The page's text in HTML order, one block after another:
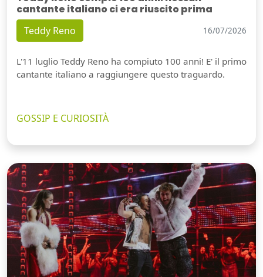
cantante italiano ci era riuscito prima
Teddy Reno 16/07/2026
L'11 luglio Teddy Reno ha compiuto 100 anni! E' il primo
cantante italiano a raggiungere questo traguardo.
GOSSIP E CURIOSITÀ